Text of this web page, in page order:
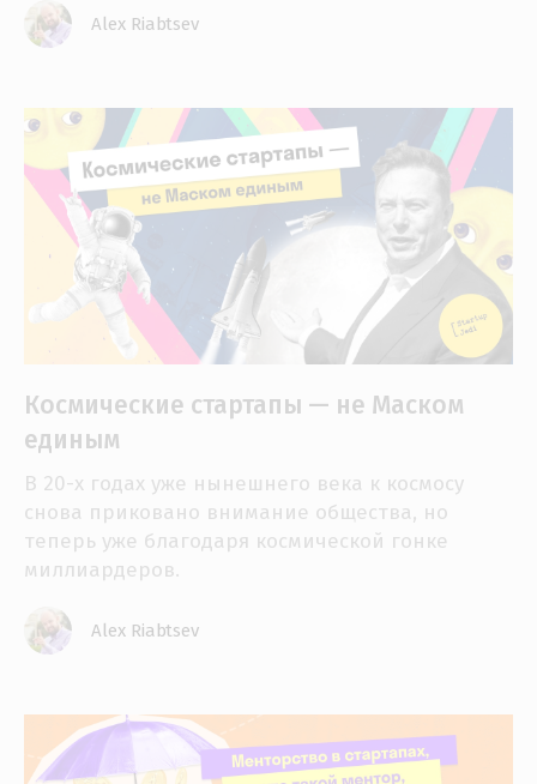
Alex Riabtsev
Космические стартапы — не Маском
единым
В 20-х годах уже нынешнего века к космосу
снова приковано внимание общества, но
теперь уже благодаря космической гонке
миллиардеров.
Alex Riabtsev